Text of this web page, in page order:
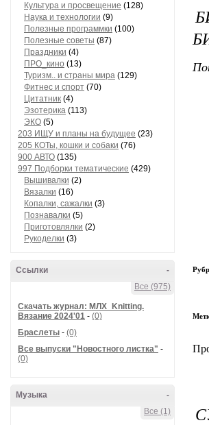
Культура и просвещение (128)
Наука и технологии (9)
Полезные программки (100)
Полезные советы (87)
Праздники (4)
ПРО_кино (13)
Туризм.. и страны мира (129)
Фитнес и спорт (70)
Цитатник (4)
Эзотерика (113)
ЭКО (5)
203 ИЩУ и планы на будущее (23)
205 КОТы, кошки и собаки (76)
900 АВТО (135)
997 Подборки тематические (429)
Вышивалки (2)
Вязалки (16)
Копалки, сажалки (3)
Познавалки (5)
Приготовлялки (2)
Рукоделки (3)
-
Ссылки
Все (975)
Скачать журнал: МЛХ_Knitting.
Вязание 2024'01 - (0)
Браслеты - (0)
Все выпуски "Новостного листка" -
(0)
-
Музыка
Все (1)